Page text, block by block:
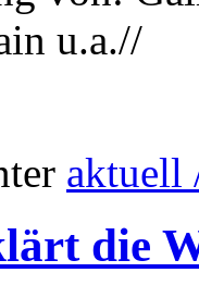
u.a.//
aktuell
die